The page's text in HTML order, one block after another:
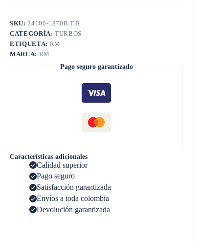
SKU: 24100-1870B T R
CATEGORÍA:TURBOS
ETIQUETA: RM
MARCA: RM
Pago seguro garantizado
Características adicionales
Calidad superior
Pago seguro
Satisfacción garantizada
Envíos a toda colombia
Devolución garantizada